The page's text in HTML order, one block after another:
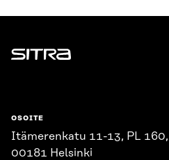
Sitra
OSOITE
Itämerenkatu 11-13, PL 160,
00181 Helsinki